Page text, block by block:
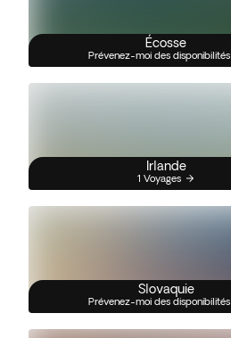
Écosse
Prévenez-moi des disponibilités
Irlande
1 Voyages
Slovaquie
Prévenez-moi des disponibilités